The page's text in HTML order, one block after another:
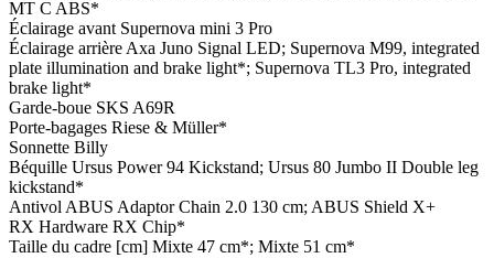
MT C ABS*
Éclairage avant Supernova mini 3 Pro
Éclairage arrière Axa Juno Signal LED; Supernova M99, integrated
plate illumination and brake light*; Supernova TL3 Pro, integrated
brake light*
Garde-boue SKS A69R
Porte-bagages Riese & Müller*
Sonnette Billy
Béquille Ursus Power 94 Kickstand; Ursus 80 Jumbo II Double leg
kickstand*
Antivol ABUS Adaptor Chain 2.0 130 cm; ABUS Shield X+
RX Hardware RX Chip*
Taille du cadre [cm] Mixte 47 cm*; Mixte 51 cm*